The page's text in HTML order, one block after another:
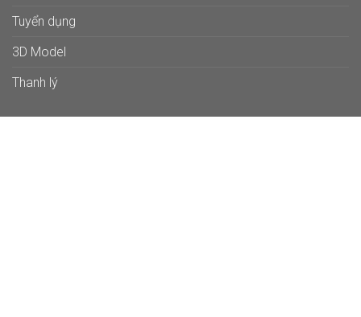
Tuyển dụng
3D Model
Thanh lý